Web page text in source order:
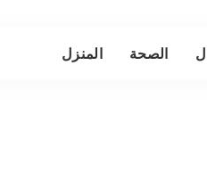
الصحة المنزل